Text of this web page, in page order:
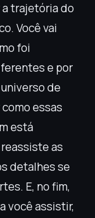
a trajetória do
Você vai
foi
e por
de
essas
está
as
detalhes se
E, no fim,
você assistir,